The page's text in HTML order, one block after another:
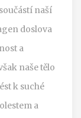
naší
doslova
a
naše tělo
k suché
a